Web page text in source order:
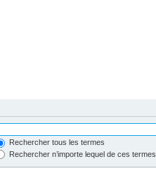
Rechercher tous les termes
Rechercher n’importe lequel de ces termes